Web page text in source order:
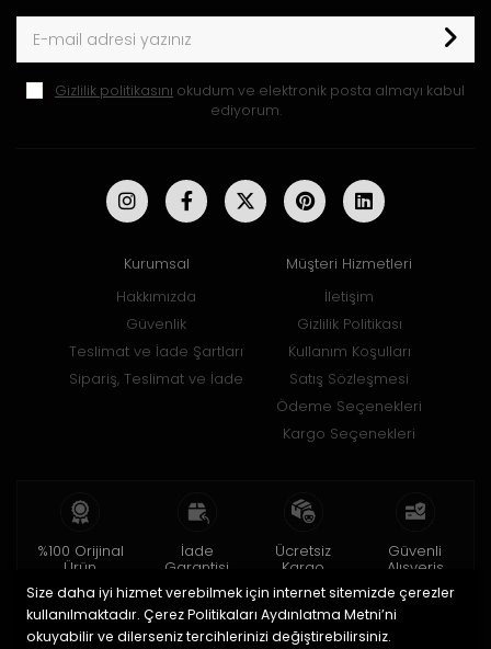
Gizlilik politikasını okudum ve elektronik posta almayı kabul
ediyorum.
Kurumsal
Hakkımızda
Güvenlik
Teslimat ve İade Şartları
Sipariş, Teslimat ve İade
Müşteri Hizmetleri
İletişim
Gizlilik Politikası
Kullanım Koşulları
Satış Sözleşmesi
Ödeme Seçenekleri
Kargo Seçenekleri
%100 Orijinal
Ürün
2 yıl garanti
İade
Garantisi
15 gün içinde
iade
Ücretsiz
Kargo
150 TL ve üzeri
Güvenli
Alışveriş
256bit SSL ile
Size daha iyi hizmet verebilmek için internet sitemizde çerezler
kullanılmaktadır. Çerez Politikaları Aydınlatma Metni’ni
okuyabilir ve dilerseniz tercihlerinizi değiştirebilirsiniz.